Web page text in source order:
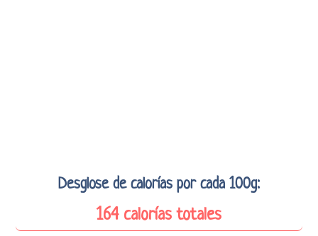
Desglose de calorías por cada 100g:
164 calorías totales